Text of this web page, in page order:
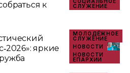
СЛУЖЕНИЕ
к
МОЛОДЁЖНОЕ
СЛУЖЕНИЕ
НОВОСТИ
НОВОСТИ
ЕПАРХИИ
яркие